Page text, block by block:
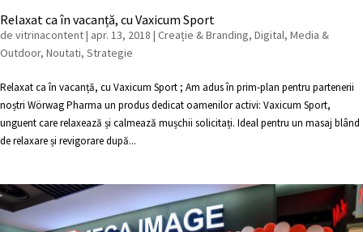
Relaxat ca în vacanță, cu Vaxicum Sport
de vitrinacontent| apr. 13, 2018 | Creație & Branding, Digital, Media &
Outdoor, Noutati, Strategie
Relaxat ca în vacanță, cu Vaxicum Sport ; Am adus în prim-plan pentru partenerii
noștri Wörwag Pharma un produs dedicat oamenilor activi: Vaxicum Sport,
unguent care relaxează și calmează mușchii solicitați. Ideal pentru un masaj blând
de relaxare și revigorare după...